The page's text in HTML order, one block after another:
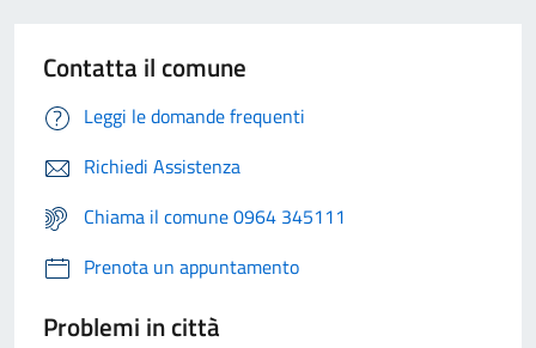
Contatta il comune
Leggi le domande frequenti
Richiedi Assistenza
Chiama il comune 0964 345111
Prenota un appuntamento
Problemi in città